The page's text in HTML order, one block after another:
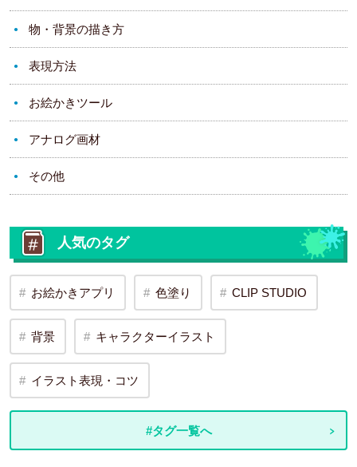
物・背景の描き方
表現方法
お絵かきツール
アナログ画材
その他
人気のタグ
お絵かきアプリ 色塗り CLIP STUDIO
背景 キャラクターイラスト
イラスト表現・コツ
#タグ一覧へ